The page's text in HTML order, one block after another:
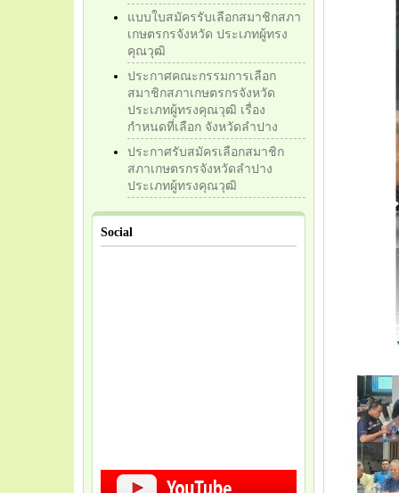
แบบใบสมัครรับเลือกสมาชิกสภา
เกษตรกรจังหวัด ประเภทผู้ทรง
คุณวุฒิ
ประกาศคณะกรรมการเลือก
สมาชิกสภาเกษตรกรจังหวัด
ประเภทผู้ทรงคุณวุฒิ เรื่อง
กำหนดที่เลือก จังหวัดลำปาง
ประกาศรับสมัครเลือกสมาชิก
สภาเกษตรกรจังหวัดลำปาง
ประเภทผู้ทรงคุณวุฒิ
Social